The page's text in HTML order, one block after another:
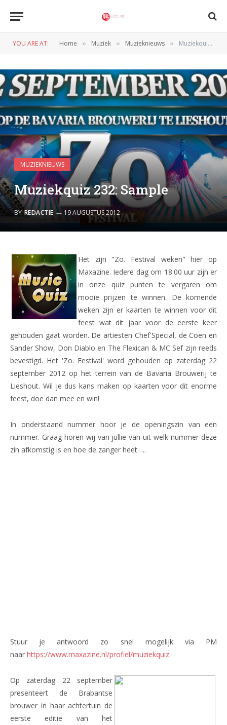
YOU ARE AT: Home » Muziek » Muzieknieuws » Muziekquiz 232: Sample
MUZIEKNIEUWS
Muziekquiz 232: Sample
BY REDACTIE 19 AUGUSTUS 2012
Het zijn "Zo. Festival weken" hier op
Maxazine. Iedere dag om 18:00 uur zijn er
in onze quiz punten te vergaren om
mooie prijzen te winnen. De komende
weken zijn er kaarten te winnen voor dit
feest wat dit jaar voor de eerste keer
gehouden gaat worden. De artiesten Chef'Special, de Coen en
Sander Show, Don Diablo en The Flexican & MC Sef zijn reeds
bevestigd. Het 'Zo. Festival' word gehouden op zaterdag 22
september 2012 op het terrein van de Bavaria Brouwerij te
Lieshout. Wil je dus kans maken op kaarten voor dit enorme
feest, doe dan mee en win!
In onderstaand nummer hoor je de openingszin van een
nummer. Graag horen wij van jullie van uit welk nummer deze
zin afkomstig is en hoe de zanger heet…..
Stuur je antwoord zo snel mogelijk via PM
naar https://www.maxazine.nl/profiel/muziekquiz.
Op zaterdag 22 september
presenteert de Brabantse
brouwer in haar achtertuin de
eerste editie van het